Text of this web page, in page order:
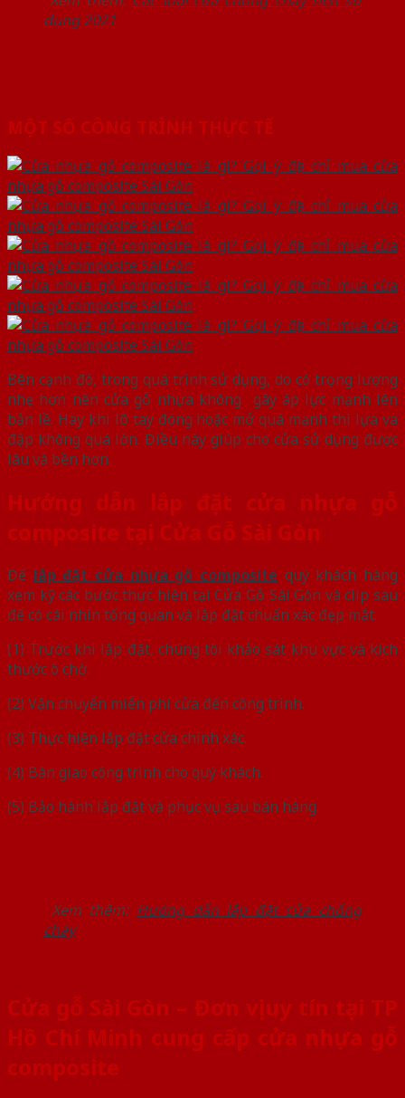
dụng 2021
MỘT SỐ CÔNG TRÌNH THỰC TẾ
Bên cạnh đó, trong quá trình sử dụng, do có trọng lượng
nhẹ hơn nên cửa gỗ nhựa không gây áp lực mạnh lên
bản lề. Hay khi lỡ tay đóng hoặc mở quá mạnh thì lựa va
đập không quá lớn. Điều này giúp cho cửa sử dụng được
lâu và bền hơn.
Hướng dẫn lắp đặt cửa nhựa gỗ
composite tại Cửa Gỗ Sài Gòn
Để lắp đặt cửa nhựa gỗ composite quý khách hàng
xem kỹ các bước thực hiện tại Cửa Gỗ Sài Gòn và clip sau
để có cái nhìn tổng quan và lắp đặt chuẩn xác đẹp mắt.
(1) Trước khi lắp đặt, chúng tôi khảo sát khu vực và kích
thước ô chờ.
(2) Vận chuyển miễn phí cửa đến công trình.
(3) Thực hiện lắp đặt cửa chính xác.
(4) Bàn giao công trình cho quý khách.
(5) Bảo hành lắp đặt và phục vụ sau bán hàng.
Xem thêm: Hướng dẫn lắp đặt cửa chống
cháy
Cửa gỗ Sài Gòn – Đơn vị uy tín tại TP
Hồ Chí Minh cung cấp cửa nhựa gỗ
composite